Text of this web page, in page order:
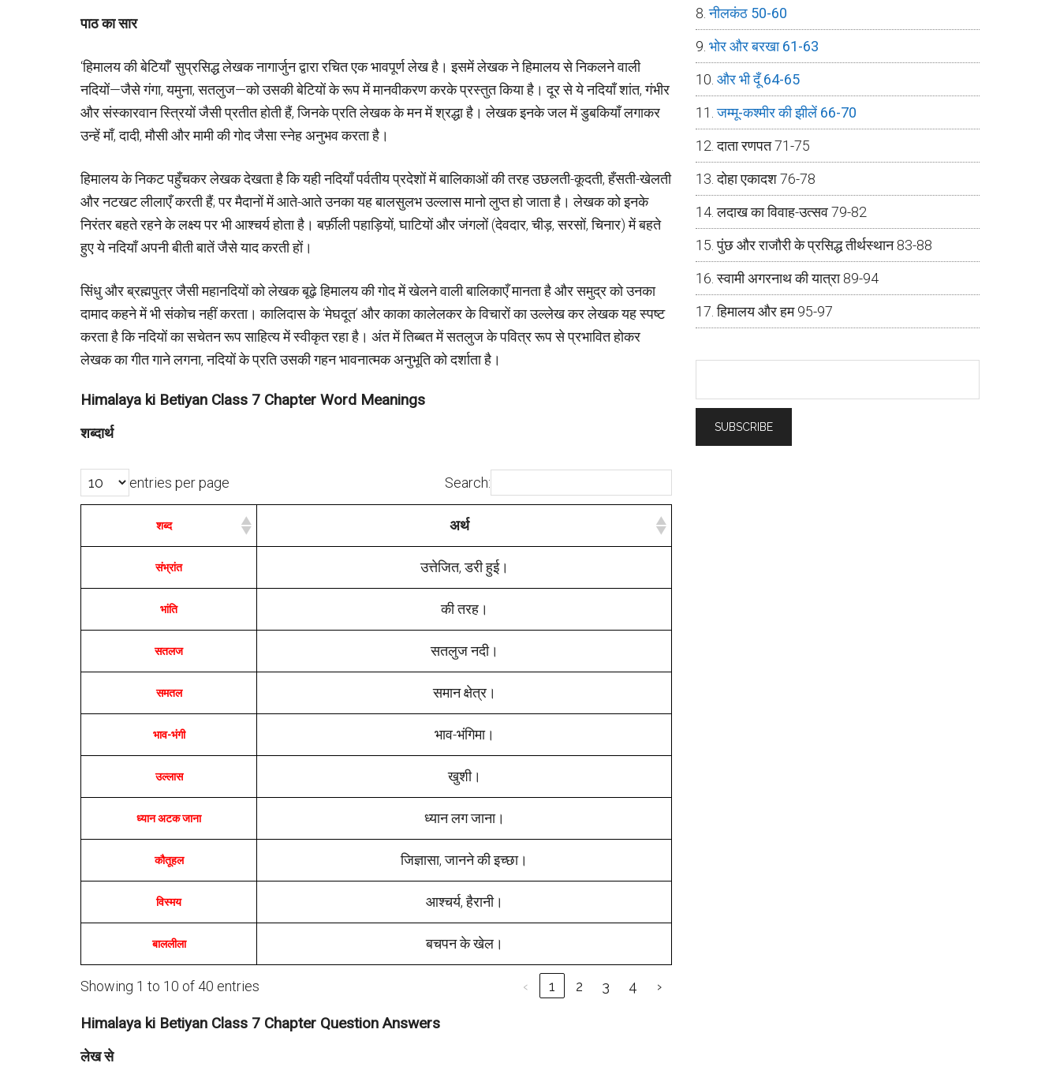
पाठ का सार
‘हिमालय की बेटियाँ’ सुप्रसिद्ध लेखक नागार्जुन द्वारा रचित एक भावपूर्ण लेख है। इसमें लेखक ने हिमालय से निकलने वाली
नदियों—जैसे गंगा, यमुना, सतलुज—को उसकी बेटियों के रूप में मानवीकरण करके प्रस्तुत किया है। दूर से ये नदियाँ शांत, गंभीर
और संस्कारवान स्त्रियों जैसी प्रतीत होती हैं, जिनके प्रति लेखक के मन में श्रद्धा है। लेखक इनके जल में डुबकियाँ लगाकर
उन्हें माँ, दादी, मौसी और मामी की गोद जैसा स्नेह अनुभव करता है।
हिमालय के निकट पहुँचकर लेखक देखता है कि यही नदियाँ पर्वतीय प्रदेशों में बालिकाओं की तरह उछलती-कूदती, हँसती-खेलती
और नटखट लीलाएँ करती हैं; पर मैदानों में आते-आते उनका यह बालसुलभ उल्लास मानो लुप्त हो जाता है। लेखक को इनके
निरंतर बहते रहने के लक्ष्य पर भी आश्चर्य होता है। बर्फ़ीली पहाड़ियों, घाटियों और जंगलों (देवदार, चीड़, सरसों, चिनार) में बहते
हुए ये नदियाँ अपनी बीती बातें जैसे याद करती हों।
सिंधु और ब्रह्मपुत्र जैसी महानदियों को लेखक बूढ़े हिमालय की गोद में खेलने वाली बालिकाएँ मानता है और समुद्र को उनका
दामाद कहने में भी संकोच नहीं करता। कालिदास के ‘मेघदूत’ और काका कालेलकर के विचारों का उल्लेख कर लेखक यह स्पष्ट
करता है कि नदियों का सचेतन रूप साहित्य में स्वीकृत रहा है। अंत में तिब्बत में सतलुज के पवित्र रूप से प्रभावित होकर
लेखक का गीत गाने लगना, नदियों के प्रति उसकी गहन भावनात्मक अनुभूति को दर्शाता है।
Himalaya ki Betiyan Class 7 Chapter Word Meanings
शब्दार्थ
entries per page Search:
शब्द अर्थ
संभ्रांत उत्तेजित, डरी हुई।
भांति की तरह।
सतलज सतलुज नदी।
समतल समान क्षेत्र।
भाव-भंगी भाव-भंगिमा।
उल्लास खुशी।
ध्यान अटक जाना ध्यान लग जाना।
कौतूहल जिज्ञासा, जानने की इच्छा।
विस्मय आश्चर्य, हैरानी।
बाललीला बचपन के खेल।
Showing 1 to 10 of 40 entries ‹ 1 2 3 4 ›
Himalaya ki Betiyan Class 7 Chapter Question Answers
लेख से
नीलकंठ 50-60
भोर और बरखा 61-63
और भी दूँ 64-65
जम्मू-कश्मीर की झीलें 66-70
दाता रणपत 71-75
दोहा एकादश 76-78
लदाख का विवाह-उत्सव 79-82
पुंछ और राजौरी के प्रसिद्ध तीर्थस्थान 83-88
स्वामी अगरनाथ की यात्रा 89-94
हिमालय और हम 95-97